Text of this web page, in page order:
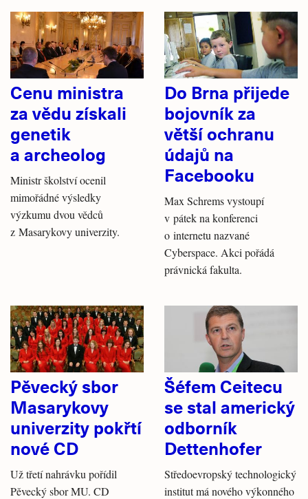
Cenu ministra
za vědu získali
genetik
a archeolog
Ministr školství ocenil
mimořádné výsledky
výzkumu dvou vědců
z Masarykovy univerzity.
Do Brna přijede
bojovník za
větší ochranu
údajů na
Facebooku
Max Schrems vystoupí
v pátek na konferenci
o internetu nazvané
Cyberspace. Akci pořádá
právnická fakulta.
Pěvecký sbor
Masarykovy
univerzity pokřtí
nové CD
Už třetí nahrávku pořídil
Pěvecký sbor MU. CD
Šéfem Ceitecu
se stal americký
odborník
Dettenhofer
Středoevropský technologický
institut má nového výkonného